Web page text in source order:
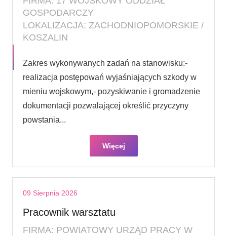
GOSPODARCZY
LOKALIZACJA: ZACHODNIOPOMORSKIE /
KOSZALIN
Zakres wykonywanych zadań na stanowisku:-
realizacja postępowań wyjaśniających szkody w
mieniu wojskowym,- pozyskiwanie i gromadzenie
dokumentacji pozwalającej określić przyczyny
powstania...
Więcej
09 Sierpnia 2026
Pracownik warsztatu
FIRMA: POWIATOWY URZĄD PRACY W